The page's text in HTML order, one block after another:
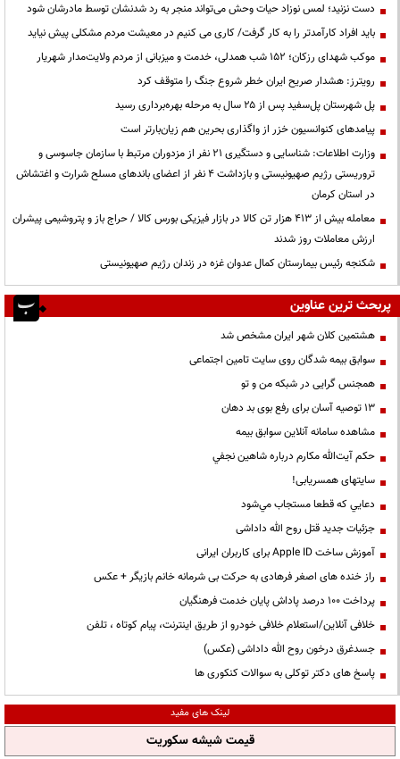
دست نزنید؛ لمس نوزاد حیات وحش می‌تواند منجر به رد شدنشان توسط مادرشان شود
باید افراد کارآمدتر را به کار گرفت/ کاری می کنیم در معیشت مردم مشکلی پیش نیاید
موکب شهدای رزکان؛ ۱۵۲ شب همدلی، خدمت و میزبانی از مردم ولایت‌مدار شهریار
رویترز: هشدار صریح ایران خطر شروع جنگ را متوقف کرد
پل شهرستان پل‌سفید پس از ۲۵ سال به مرحله بهره‌برداری رسید
پیامدهای کنوانسیون خزر از واگذاری بحرین هم زیان‌بارتر است
وزارت اطلاعات: شناسایی و دستگیری ۲۱ نفر از مزدوران مرتبط با سازمان جاسوسی و
تروریستی رژیم صهیونیستی و بازداشت ۴ نفر از اعضای باندهای مسلح شرارت و اغتشاش
در استان کرمان
معامله بیش از ۴۱۳ هزار تن کالا در بازار فیزیکی بورس کالا / حراج باز و پتروشیمی پیشران
ارزش معاملات روز شدند
شکنجه رئیس بیمارستان کمال عدوان غزه در زندان رژیم صهیونیستی
پربحث ترین عناوین
هشتمین کلان شهر ایران مشخص شد
سوابق بیمه شدگان روی سایت تامین اجتماعی
همجنس گرایی در شبکه من و تو
13 توصیه آسان برای رفع بوی بد دهان
مشاهده سامانه آنلاين سوابق بیمه
حكم آيت‌الله مكارم درباره شاهين نجفي
سایتهای همسریابی!
دعايي كه قطعا مستجاب مي‌شود
جزئیات جدید قتل روح الله داداشی
آموزش ساخت Apple ID برای کاربران ایرانی
راز خنده های اصغر فرهادی به حرکت بی شرمانه خانم بازیگر + عکس
پرداخت ۱۰۰ درصد پاداش پایان خدمت فرهنگیان
خلافی آنلاین/استعلام خلافی خودرو از طریق اینترنت، پیام کوتاه ، تلفن
جسدغرق درخون روح الله داداشی (عکس)
پاسخ های دکتر توکلی به سوالات کنکوری ها
لینک های مفید
قیمت شیشه سکوریت